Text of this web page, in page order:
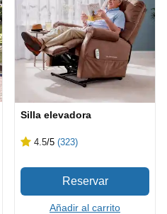
Silla elevadora
4.5/5 (323)
Añadir al carrito